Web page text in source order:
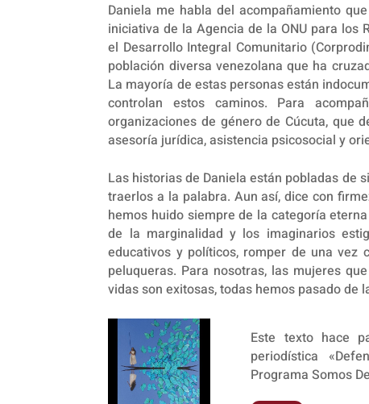
Daniela me habla del acompañamiento
iniciativa de la Agencia de la ONU para los
el Desarrollo Integral Comunitario
población diversa venezolana que ha
La mayoría de estas personas están
controlan estos caminos. Para
organizaciones de género de Cúcuta, que
asesoría jurídica, asistencia psicosocial y
Las historias de Daniela están pobladas de
traerlos a la palabra. Aun así, dice con
hemos huido siempre de la categoría
de la marginalidad y los imaginarios
educativos y políticos, romper de una
peluqueras. Para nosotras, las mujeres
vidas son exitosas, todas hemos pasado de
Este texto hace
periodística
Programa Somos